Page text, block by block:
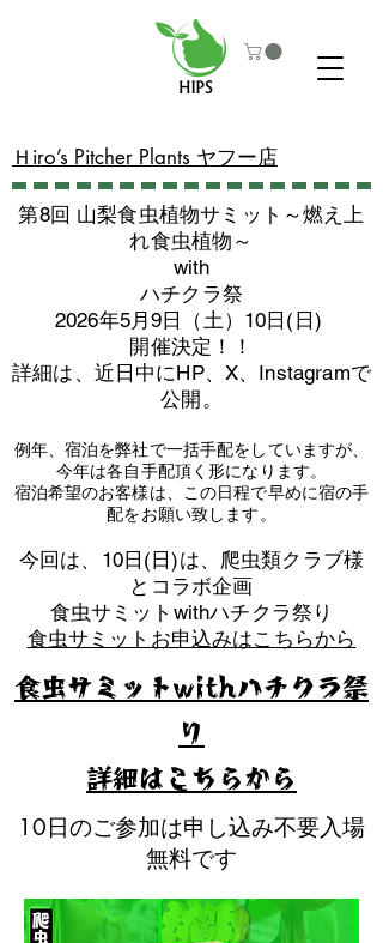
​Ｈiro’s Pitcher Plants ヤフー店
第8回 山梨食虫植物サミット～燃え上
れ食虫植物～
with
​ハチクラ祭
2026年5月9日（土）10日(日)
​開催決定！！
詳細は、近日中にHP、X、Instagramで
公開。
例年、宿泊を弊社で一括手配をしていますが、
今年は各自手配頂く形になります。
​宿泊希望のお客様は、この日程で早めに宿の手
配をお願い致します。
​今回は、10日(日)は、爬虫類クラブ様
とコラボ企画
​食虫サミットwithハチクラ祭り
食虫サミットお申込みはこちらから
10日のご参加は申し込み不要入場
無料です
食虫サミットwithハチクラ祭
り
​詳細はこちらから